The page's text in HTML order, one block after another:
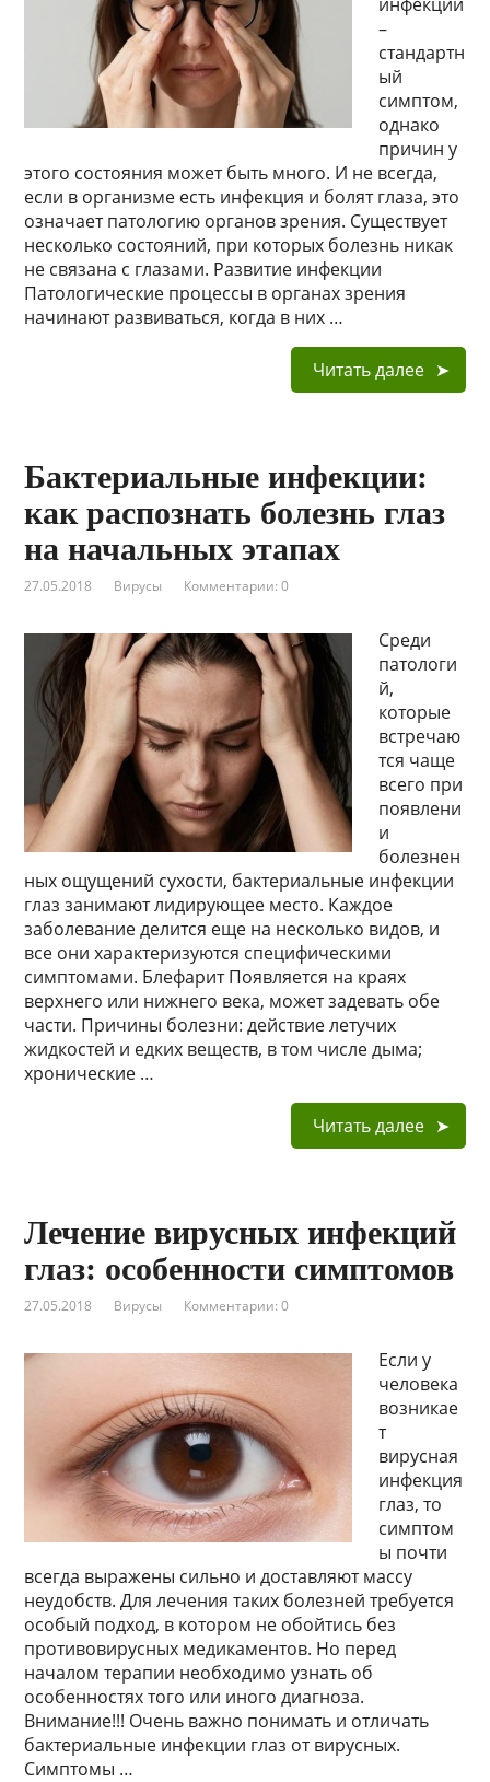
–
стандартн
ый
симптом,
однако
причин у
этого состояния может быть много. И не всегда,
если в организме есть инфекция и болят глаза, это
означает патологию органов зрения. Существует
несколько состояний, при которых болезнь никак
не связана с глазами. Развитие инфекции
Патологические процессы в органах зрения
начинают развиваться, когда в них …
Читать далее
Бактериальные инфекции:
как распознать болезнь глаз
на начальных этапах
27.05.2018 Вирусы Комментарии: 0
Среди
патологи
й,
которые
встречаю
тся чаще
всего при
появлени
и
болезнен
ных ощущений сухости, бактериальные инфекции
глаз занимают лидирующее место. Каждое
заболевание делится еще на несколько видов, и
все они характеризуются специфическими
симптомами. Блефарит Появляется на краях
верхнего или нижнего века, может задевать обе
части. Причины болезни: действие летучих
жидкостей и едких веществ, в том числе дыма;
хронические …
Читать далее
Лечение вирусных инфекций
глаз: особенности симптомов
27.05.2018 Вирусы Комментарии: 0
Если у
человека
возникае
т
вирусная
инфекция
глаз, то
симптом
ы почти
всегда выражены сильно и доставляют массу
неудобств. Для лечения таких болезней требуется
особый подход, в котором не обойтись без
противовирусных медикаментов. Но перед
началом терапии необходимо узнать об
особенностях того или иного диагноза.
Внимание!!! Очень важно понимать и отличать
бактериальные инфекции глаз от вирусных.
Симптомы …